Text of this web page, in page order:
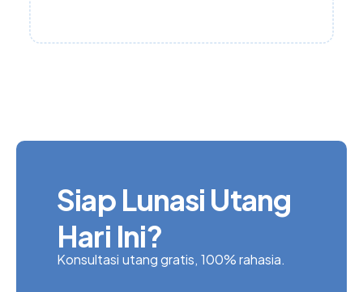
Siap Lunasi Utang
Hari Ini?
Konsultasi utang gratis, 100% rahasia.